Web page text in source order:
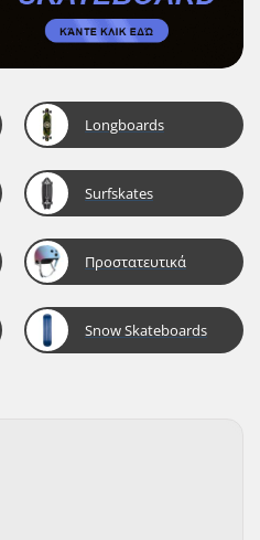
Longboards
Surfskates
Προστατευτικά
Snow Skateboards